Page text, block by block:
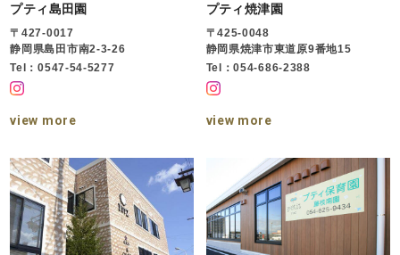
プティ島田園
〒427-0017
静岡県島田市南2-3-26
Tel：0547-54-5277
view more
プティ焼津園
〒425-0048
静岡県焼津市東道原9番地15
Tel：054-686-2388
view more